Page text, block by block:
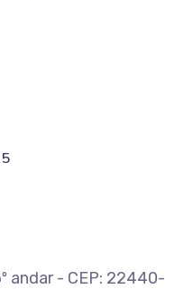
andar - CEP: 22440-